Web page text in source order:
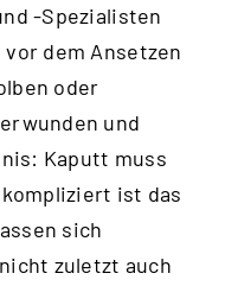
-Spezialisten
dem Ansetzen
oder
und
Kaputt muss
ist das
sich
zuletzt auch